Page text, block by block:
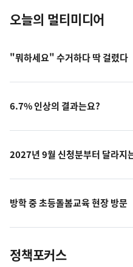
오늘의 멀티미디어
"뭐하세요" 수거하다 딱 걸렸다
6.7% 인상의 결과는요?
2027년 9월 신청분부터 달라지
방학 중 초등돌봄교육 현장 방문
정책포커스